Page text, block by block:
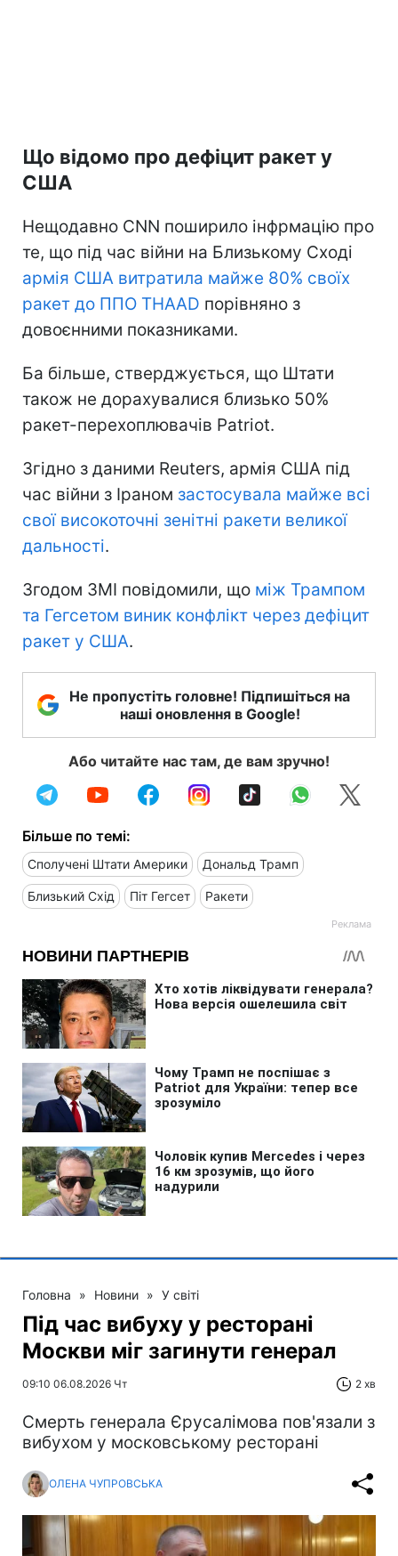
Що відомо про дефіцит ракет у
США
Нещодавно CNN поширило інфрмацію про
те, що під час війни на Близькому Сході
армія США витратила майже 80% своїх
ракет до ППО THAAD порівняно з
довоєнними показниками.
Ба більше, стверджується, що Штати
також не дорахувалися близько 50%
ракет-перехоплювачів Patriot.
Згідно з даними Reuters, армія США під
час війни з Іраном застосувала майже всі
свої високоточні зенітні ракети великої
дальності.
Згодом ЗМІ повідомили, що між Трампом
та Гегсетом виник конфлікт через дефіцит
ракет у США.
Не пропустіть головне! Підпишіться на
наші оновлення в Google!
Або читайте нас там, де вам зручно!
Більше по темі:
Сполучені Штати Америки Дональд Трамп
Близький Схід Піт Гегсет Ракети
Головна » Новини » У світі
Під час вибуху у ресторані
Москви міг загинути генерал
09:10 06.08.2026 Чт 2 хв
Смерть генерала Єрусалімова пов'язали з
вибухом у московському ресторані
ОЛЕНА ЧУПРОВСЬКА